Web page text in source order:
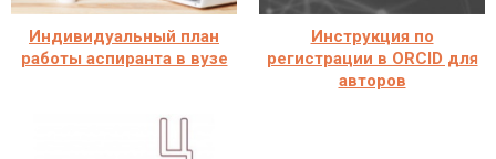
Индивидуальный план
работы аспиранта в вузе
Инструкция по
регистрации в ORCID для
авторов